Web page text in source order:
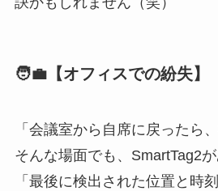
🧑‍💼【オフィスでの紛失】
「会議室から自席に戻ったら
そんな場面でも、SmartTag2が
「最後に検出された位置と時